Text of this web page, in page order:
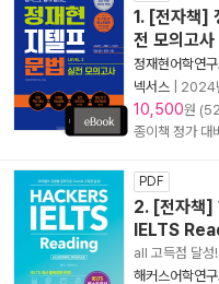
1. [전자책]
전 모의고사
정재현어학연
넥서스
2024
10,500원
종이책 정가 대비
PDF
2. [전자책]
IELTS
all 고득점 달성!
해커스어학연